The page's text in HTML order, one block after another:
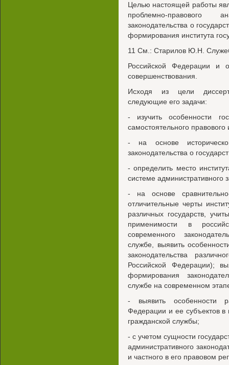
Целью настоящей работы
проблемно-правового
законодательства о
формирования института
11 См.: Старилов Ю.Н.
Российской Федерации и
совершенствования.
Исходя из цели
следующие его задачи:
- изучить особенности
самостоятельного правового
- на основе
законодательства о
- определить место
системе административного
- на основе
отличительные черты
различных государств,
применимости в
современного
службе, выявить
законодательства
Российской Федерации);
формирования
службе на современном
- выявить особенности
Федерации и ее субъектов в
гражданской службы;
- с учетом сущности
административного
и частного в его правовом